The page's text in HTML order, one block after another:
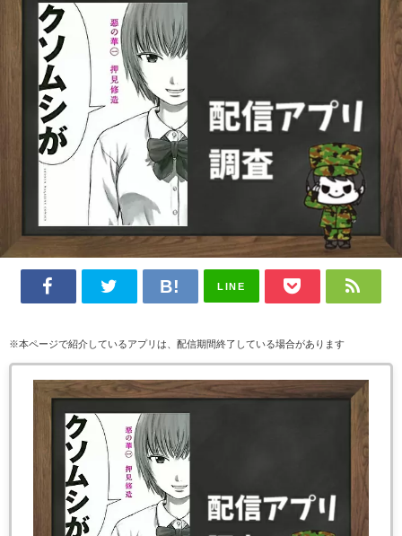
LINE
※本ページで紹介しているアプリは、配信期間終了している場合があります